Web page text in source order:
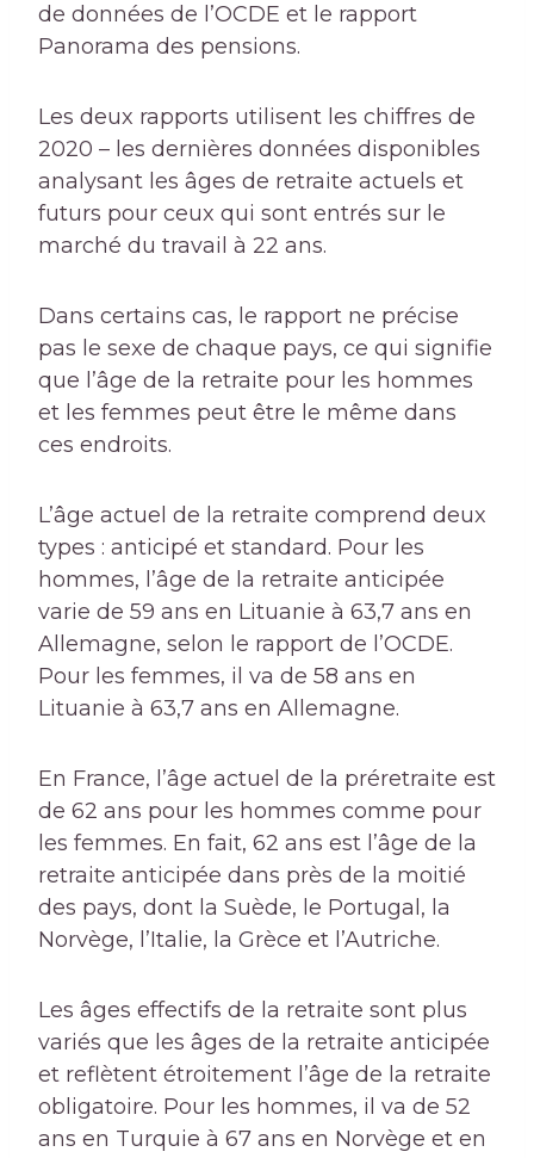
de données de l’OCDE et le rapport
Panorama des pensions.
Les deux rapports utilisent les chiffres de
2020 – les dernières données disponibles
analysant les âges de retraite actuels et
futurs pour ceux qui sont entrés sur le
marché du travail à 22 ans.
Dans certains cas, le rapport ne précise
pas le sexe de chaque pays, ce qui signifie
que l’âge de la retraite pour les hommes
et les femmes peut être le même dans
ces endroits.
L’âge actuel de la retraite comprend deux
types : anticipé et standard. Pour les
hommes, l’âge de la retraite anticipée
varie de 59 ans en Lituanie à 63,7 ans en
Allemagne, selon le rapport de l’OCDE.
Pour les femmes, il va de 58 ans en
Lituanie à 63,7 ans en Allemagne.
En France, l’âge actuel de la préretraite est
de 62 ans pour les hommes comme pour
les femmes. En fait, 62 ans est l’âge de la
retraite anticipée dans près de la moitié
des pays, dont la Suède, le Portugal, la
Norvège, l’Italie, la Grèce et l’Autriche.
Les âges effectifs de la retraite sont plus
variés que les âges de la retraite anticipée
et reflètent étroitement l’âge de la retraite
obligatoire. Pour les hommes, il va de 52
ans en Turquie à 67 ans en Norvège et en